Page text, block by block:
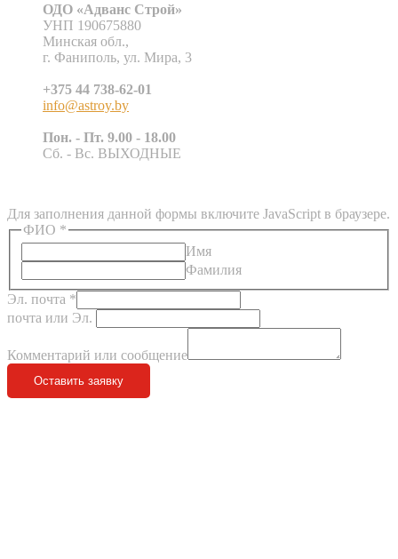
ОДО «Адванс Строй»
УНП 190675880
Минская обл.,
г. Фаниполь, ул. Мира, 3
+375 44 738-62-01
info@astroy.by
Пон. - Пт. 9.00 - 18.00
Сб. - Вс. ВЫХОДНЫЕ
Для заполнения данной формы включите JavaScript в браузере.
ФИО *
Имя
Фамилия
Эл. почта *
почта или Эл.
Комментарий или сообщение
Оставить заявку